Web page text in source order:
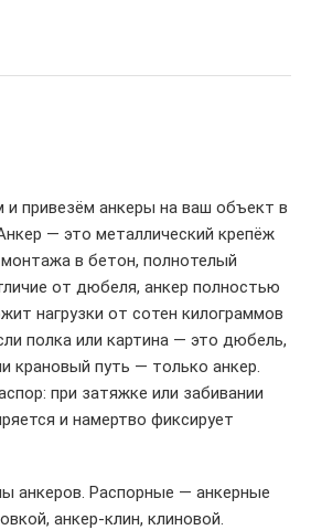
привезём анкеры на ваш объект в
— это металлический крепёж
в бетон, полнотелый
от дюбеля, анкер полностью
нагрузки от сотен килограммов
полка или картина — это дюбель,
крановый путь — только анкер.
при затяжке или забивании
и намертво фиксирует
анкеров. Распорные — анкерные
анкер-клин, клиновой.